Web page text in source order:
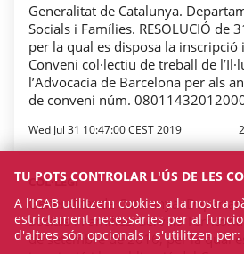
Generalitat de Catalunya.
Socials i Famílies. RESOLUCIÓ de
per la qual es disposa la inscripció
Conveni col·lectiu de treball de
l’Advocacia de Barcelona per als
de conveni núm.
Wed Jul 31 10:47:00 CEST 2019
COL·LEGI
Generalitat de Catalunya.
Socials i Famílies. Serveis
de setembre de 2016, per la qual
TU POTS CONTROLAR L'ÚS DE LES
A l’ICAB utilitzem cookies a la nostra
estrictament necessàries per al
d'altres són opcionals i s'utilitzen per: